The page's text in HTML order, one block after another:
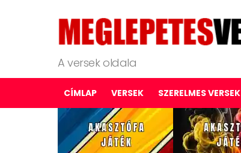
A versek oldala
CÍMLAP VERSEK SZERELMES VERSEK
LATEST
STORIES